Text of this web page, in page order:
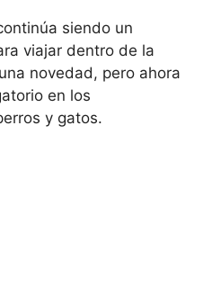
siendo un
viajar dentro de la
novedad, pero ahora
en los
y gatos.